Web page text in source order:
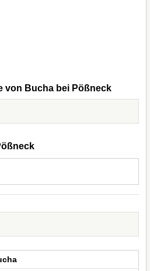
von Bucha bei Pößneck